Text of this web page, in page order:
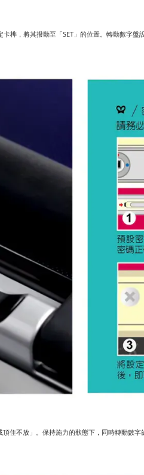
，將其撥動至「SET」的位置。轉動數字盤
住不放」。保持施力的狀態下，同時轉動數